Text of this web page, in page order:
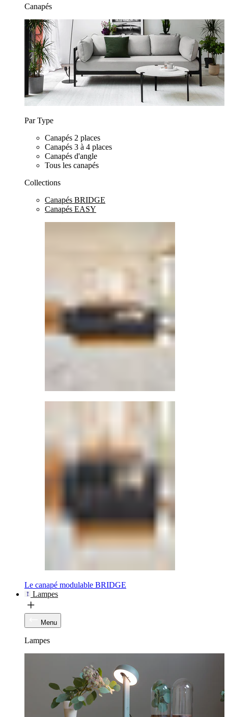
Canapés
Par Type
Canapés 2 places
Canapés 3 à 4 places
Canapés d'angle
Tous les canapés
Collections
Canapés BRIDGE
Canapés EASY
Le canapé modulable BRIDGE
Lampes
Menu
Lampes